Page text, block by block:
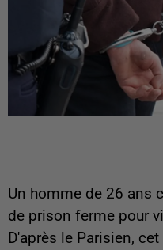
Un homme de 26 ans
de prison ferme pour
D'après le Parisien,